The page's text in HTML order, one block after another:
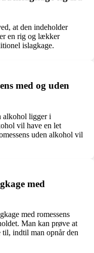
at den indeholder
en rig og lækker
islagkage.
med og uden
alkohol ligger i
vil have en let
uden alkohol vil
med
med romessens
Man kan prøve at
til, indtil man opnår den